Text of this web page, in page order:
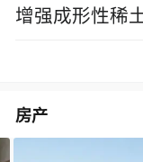
增强成形性稀
房产